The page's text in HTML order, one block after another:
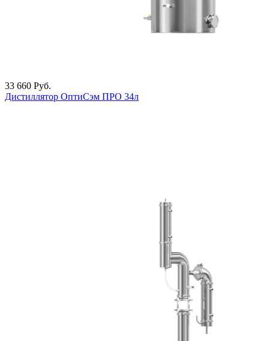
33 660 Руб.
Дистиллятор ОптиСэм ПРО 34л